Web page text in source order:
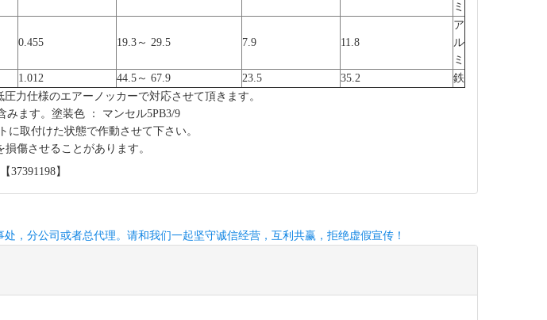
ミ
0.455 19.3～ 29.5 7.9 11.8
ア
ル
ミ
1.012 44.5～ 67.9 23.5 35.2
鉄
力仕様のエアーノッカーで対応させて頂きます。
ます。塗装色 ： マンセル5PB3/9
取付けた状態で作動させて下さい。
傷させることがあります。
37391198】
，分公司或者总代理。请和我们一起坚守诚信经营，互利共赢，拒绝虚假宣传！